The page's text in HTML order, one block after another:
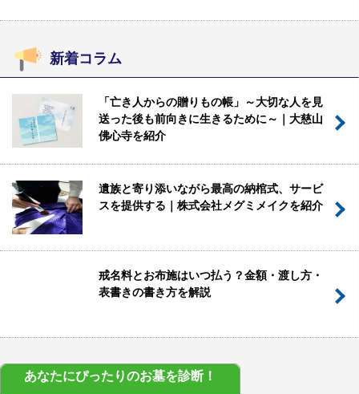
新着コラム
「亡き人からの贈りもの帳」～大切な人を見
送った後も前向きに生きるために～｜大慈山
佛心寺を紹介
遺族と寄り添いながら最高の納棺式、サービ
スを提供する｜株式会社メグミメイクを紹介
戒名料とお布施はいつ払う？金額・渡し方・
表書きの書き方を解説
あなたにぴったりのお墓を診断！